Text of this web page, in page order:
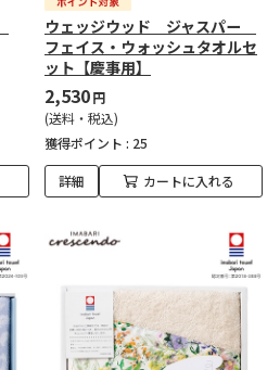
ウェッジウッド ジャスパー
フェイス・ウォッシュタオルセ
ット【慶事用】
2,530円
(送料・税込)
獲得ポイント : 25
詳細 カートに入れる